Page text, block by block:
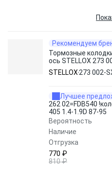
Рекомендуем
Тормозные
ось STELLOX 273
STELLOX 273 002-
Лучшее
262 02=FDB540
405 1.4-1.9D 87-95
Вероятность
Наличие
Отгрузка
770 ₽
810 ₽